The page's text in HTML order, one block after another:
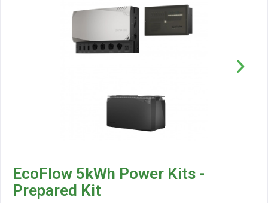
EcoFlow 5kWh Power Kits -
Prepared Kit